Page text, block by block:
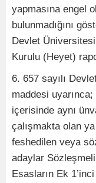
yapmasına engel
bulunmadığını
Devlet
Kurulu (Heyet)
6. 657 sayılı
maddesi
içerisinde aynı
çalışmakta olan
feshedilen veya
adaylar Sözleşmeli
Esasların Ek